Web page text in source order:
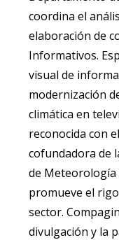
coordina el
elaboración de
Informativos.
visual de
modernización
climática en
reconocida con
cofundadora de
de Meteorología
promueve el
sector.
divulgación y la